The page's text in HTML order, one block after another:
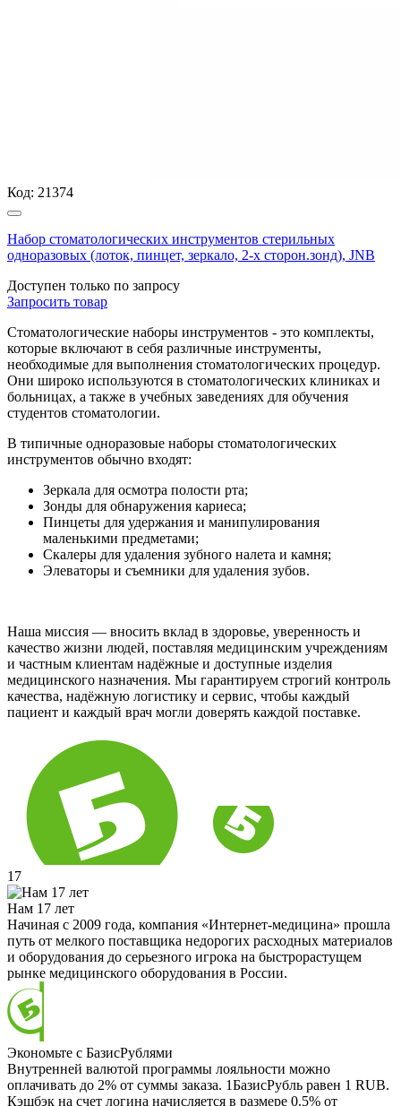
Код: 21374
Набор стоматологических инструментов стерильных
одноразовых (лоток, пинцет, зеркало, 2-х сторон.зонд), JNB
Доступен только по запросу
Запросить товар
Стоматологические наборы инструментов - это комплекты,
которые включают в себя различные инструменты,
необходимые для выполнения стоматологических процедур.
Они широко используются в стоматологических клиниках и
больницах, а также в учебных заведениях для обучения
студентов стоматологии.
В типичные одноразовые наборы стоматологических
инструментов обычно входят:
Зеркала для осмотра полости рта;
Зонды для обнаружения кариеса;
Пинцеты для удержания и манипулирования
маленькими предметами;
Скалеры для удаления зубного налета и камня;
Элеваторы и съемники для удаления зубов.
Наша миссия — вносить вклад в здоровье, уверенность и
качество жизни людей, поставляя медицинским учреждениям
и частным клиентам надёжные и доступные изделия
медицинского назначения. Мы гарантируем строгий контроль
качества, надёжную логистику и сервис, чтобы каждый
пациент и каждый врач могли доверять каждой поставке.
17
Нам 17 лет
Начиная с 2009 года, компания «Интернет-медицина» прошла
путь от мелкого поставщика недорогих расходных материалов
и оборудования до серьезного игрока на быстрорастущем
рынке медицинского оборудования в России.
Экономьте с БазисРублями
Внутренней валютой программы лояльности можно
оплачивать до 2% от суммы заказа. 1БазисРубль равен 1 RUB.
Кэшбэк на счет логина начисляется в размере 0.5% от